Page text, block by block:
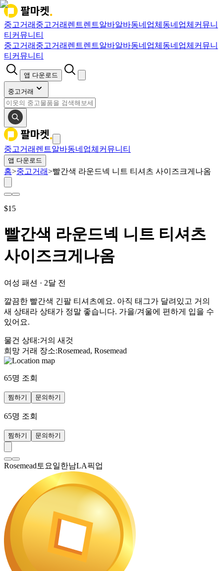
중고거래 중고거래 렌트렌트알바알바동네업체 동네업체 커뮤니
티 커뮤니티
중고거래 중고거래 렌트렌트알바알바동네업체 동네업체 커뮤니
티 커뮤니티
앱 다운로드
중고거래
중고거래 렌트알바동네업체 커뮤니티
앱 다운로드
홈>중고거래>빨간색 라운드넥 니트 티셔츠 사이즈크게나옴
$15
빨간색 라운드넥 니트 티셔츠
사이즈크게나옴
여성 패션 · 2달 전
깔끔한 빨간색 긴팔 티셔츠예요. 아직 태그가 달려있고 거의
새 상태라 상태가 정말 좋습니다. 가을/겨울에 편하게 입을 수
있어요.
물건 상태 :거의 새것
희망 거래 장소:Rosemead, Rosemead
65명 조회
찜하기 문의하기
65명 조회
찜하기 문의하기
Rosemead토요일한남LA픽업